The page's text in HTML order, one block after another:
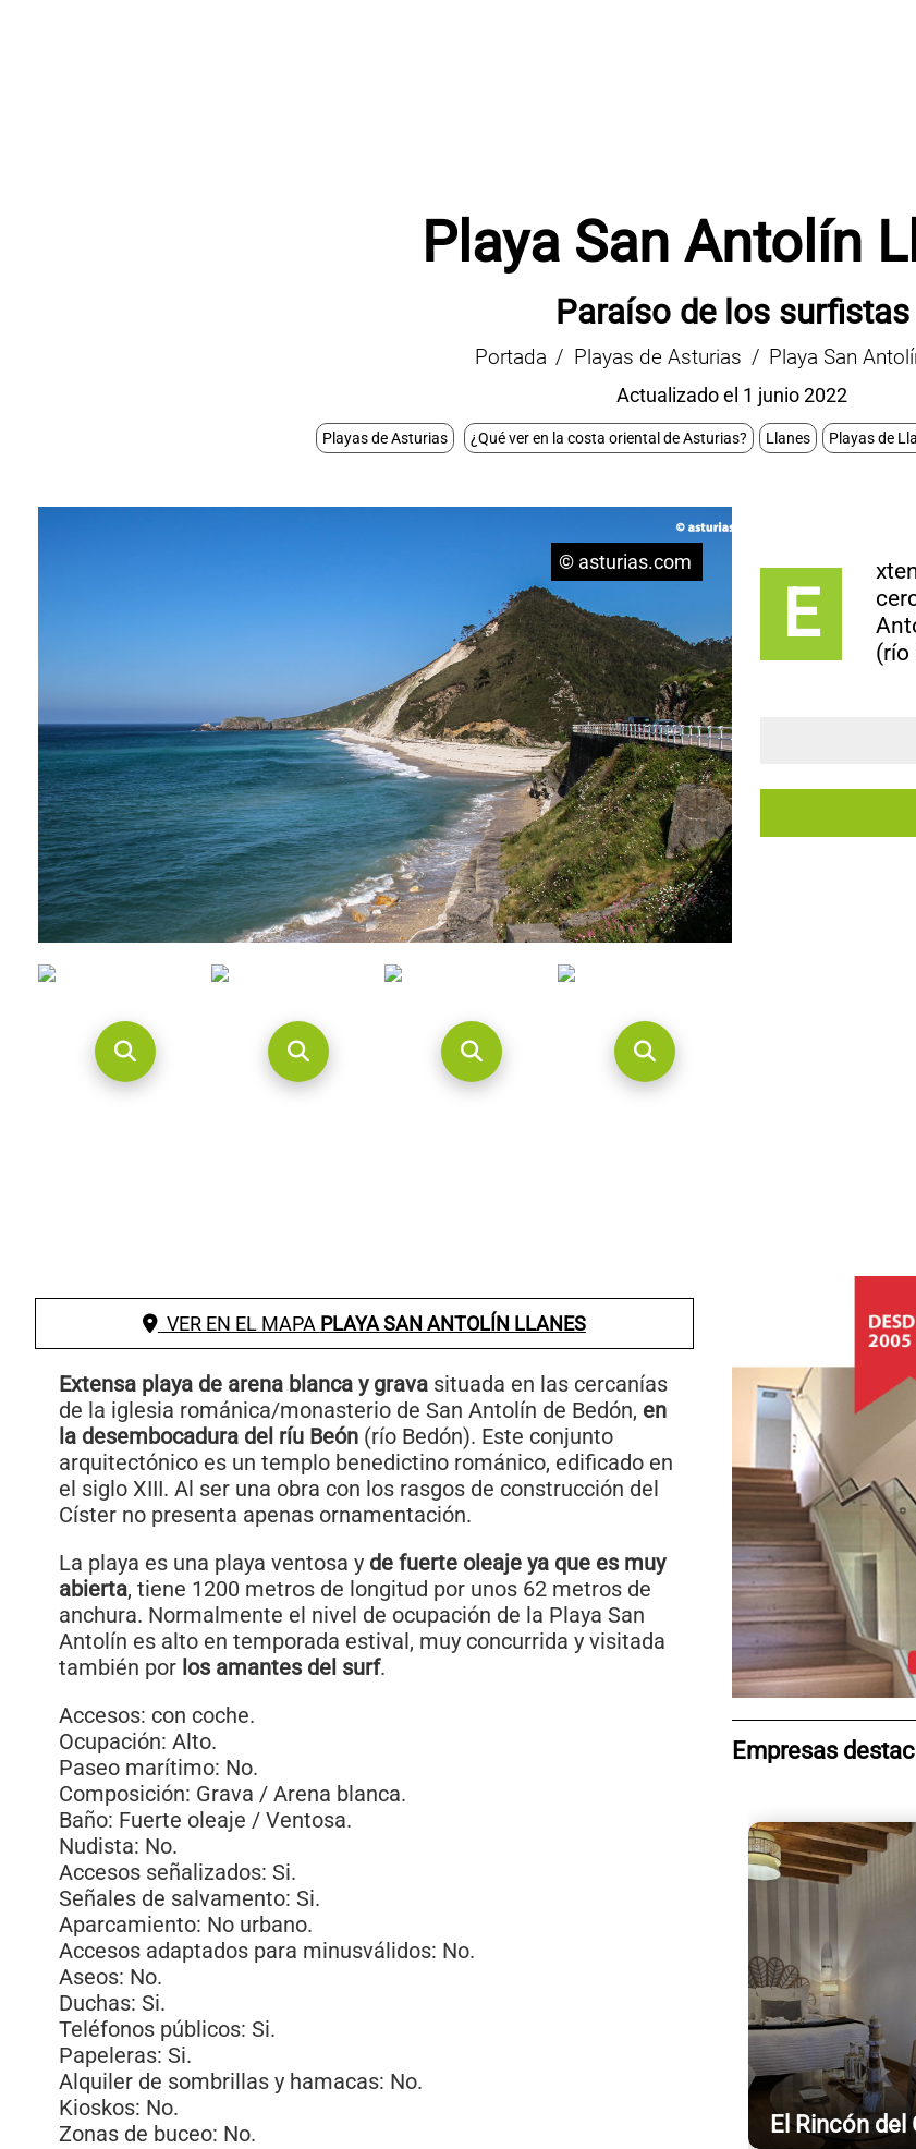
Playa San Antolín
Paraíso de los surfistas
Portada Playas de Asturias Playa San
Actualizado el 1 junio 2022
Playas de Asturias ¿Qué ver en la costa oriental de Asturias? Llanes Playas de
© asturias.com
E
(río
VER EN EL MAPA PLAYA SAN ANTOLÍN LLANES
Extensa playa de arena blanca y grava situada en las cercanías
de la iglesia románica/monasterio de San Antolín de Bedón, en
la desembocadura del ríu Beón (río Bedón). Este conjunto
arquitectónico es un templo benedictino románico, edificado en
el siglo XIII. Al ser una obra con los rasgos de construcción del
Císter no presenta apenas ornamentación.
La playa es una playa ventosa y de fuerte oleaje ya que es muy
abierta, tiene 1200 metros de longitud por unos 62 metros de
anchura. Normalmente el nivel de ocupación de la Playa San
Antolín es alto en temporada estival, muy concurrida y visitada
también por los amantes del surf.
Accesos: con coche.
Ocupación: Alto.
Paseo marítimo: No.
Composición: Grava / Arena blanca.
Baño: Fuerte oleaje / Ventosa.
Nudista: No.
Accesos señalizados: Si.
Señales de salvamento: Si.
Aparcamiento: No urbano.
Accesos adaptados para minusválidos: No.
Aseos: No.
Duchas: Si.
Teléfonos públicos: Si.
Papeleras: Si.
Alquiler de sombrillas y hamacas: No.
Kioskos: No.
Zonas de buceo: No.
Empresas
El Rincón del